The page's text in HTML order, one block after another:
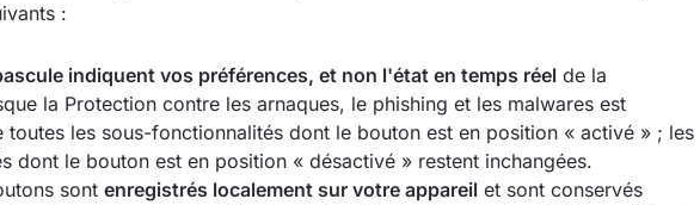
:
indiquent vos préférences, et non l'état en temps réel de la
la Protection contre les arnaques, le phishing et les malwares est
toutes les sous-fonctionnalités dont le bouton est en position « activé » ; les
dont le bouton est en position « désactivé » restent inchangées.
sont enregistrés localement sur votre appareil et sont conservés